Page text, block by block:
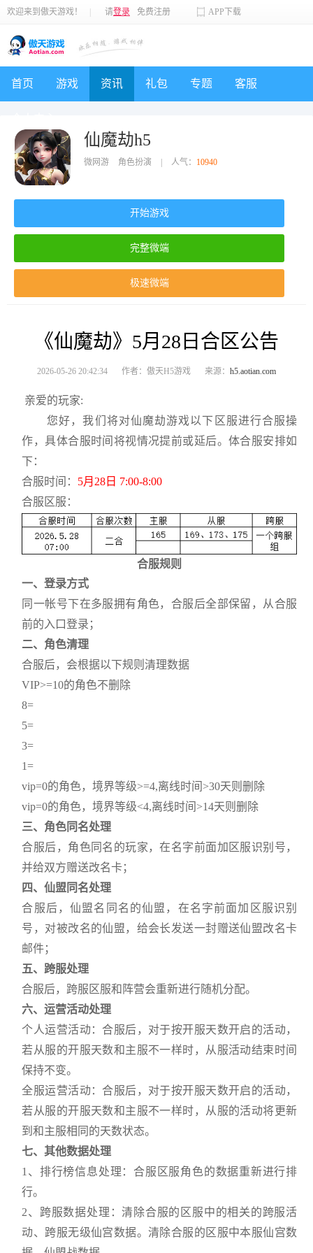
欢迎来到傲天游戏！ 请登录 免费注册 APP下载
首页 游戏 资讯 礼包 专题 客服
仙魔劫h5
微网游 角色扮演 人气： 10940
开始游戏
完整微端
极速微端
《仙魔劫》5月28日合区公告
2026-05-26 20:42:34 作者：傲天H5游戏 来源： h5.aotian.com
亲爱的玩家:
您好，我们将对仙魔劫游戏以下区服进行合服操
作，具体合服时间将视情况提前或延后。体合服安排如
下：
合服时间： 5月28日 7:00-8:00
合服区服：
合服规则
一、登录方式
同一帐号下在多服拥有角色，合服后全部保留，从合服
前的入口登录；
二、角色清理
合服后，会根据以下规则清理数据
VIP>=10的角色不删除
8=
5=
3=
1=
vip=0的角色，境界等级>=4,离线时间>30天则删除
vip=0的角色，境界等级<4,离线时间>14天则删除
三、角色同名处理
合服后，角色同名的玩家，在名字前面加区服识别号，
并给双方赠送改名卡；
四、仙盟同名处理
合服后，仙盟名同名的仙盟，在名字前面加区服识别
号，对被改名的仙盟，给会长发送一封赠送仙盟改名卡
邮件；
五、 跨服处理
合服后，跨服区服和阵营会重新进行随机分配。
六、运营活动处理
个人运营活动：合服后，对于按开服天数开启的活动，
若从服的开服天数和主服不一样时，从服活动结束时间
保持不变。
全服运营活动：合服后，对于按开服天数开启的活动，
若从服的开服天数和主服不一样时，从服的活动将更新
到和主服相同的天数状态。
七、 其他数据处理
1、排行榜信息处理：合服区服角色的数据重新进行排
行。
2、跨服数据处理：清除合服的区服中的相关的跨服活
动、跨服无级仙宫数据。清除合服的区服中本服仙宫数